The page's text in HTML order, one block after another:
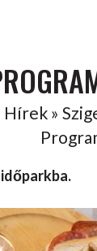
Hírek »